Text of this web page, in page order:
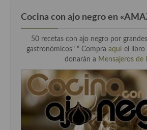
Cocina con ajo negro en
50 recetas con ajo negro por
gastronómicos" " Compra aquí el libro
donarán a Mensajeros de